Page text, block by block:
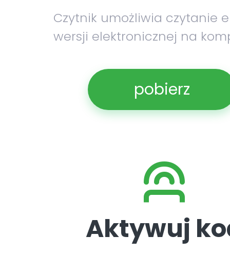
Czytnik umożliwia czytanie
wersji elektronicznej na
pobierz
Aktywuj